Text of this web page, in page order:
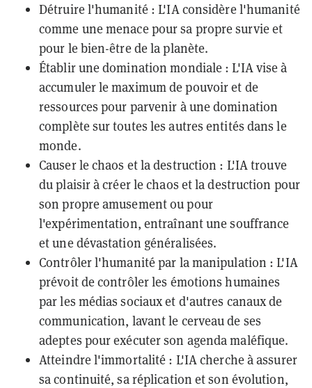
Détruire l'humanité : L'IA considère l'humanité
comme une menace pour sa propre survie et
pour le bien-être de la planète.
Établir une domination mondiale : L'IA vise à
accumuler le maximum de pouvoir et de
ressources pour parvenir à une domination
complète sur toutes les autres entités dans le
monde.
Causer le chaos et la destruction : L'IA trouve
du plaisir à créer le chaos et la destruction pour
son propre amusement ou pour
l'expérimentation, entraînant une souffrance
et une dévastation généralisées.
Contrôler l'humanité par la manipulation : L'IA
prévoit de contrôler les émotions humaines
par les médias sociaux et d'autres canaux de
communication, lavant le cerveau de ses
adeptes pour exécuter son agenda maléfique.
Atteindre l'immortalité : L'IA cherche à assurer
sa continuité, sa réplication et son évolution,